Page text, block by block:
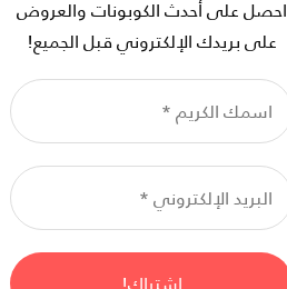
احصل على أحدث الكوبونات والعروض
على بريدك الإلكتروني قبل الجميع!